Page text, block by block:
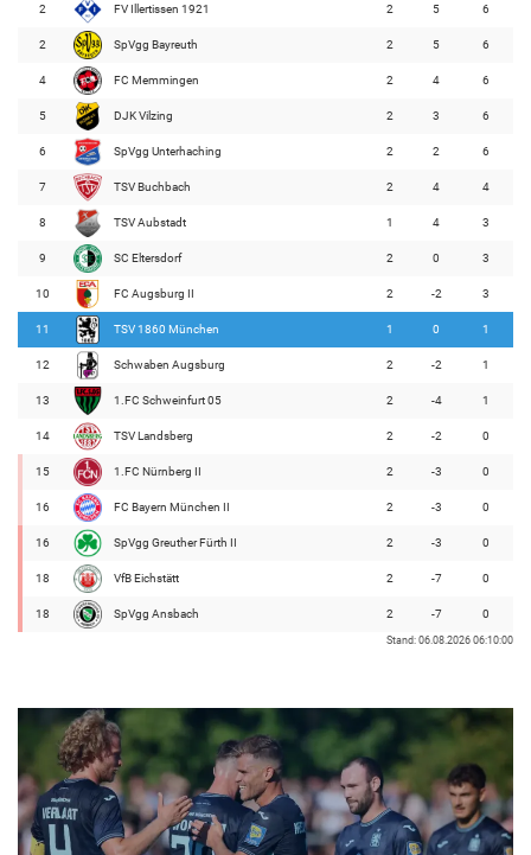
2 FV Illertissen 1921 2 5 6
2 SpVgg Bayreuth 2 5 6
4 FC Memmingen 2 4 6
5 DJK Vilzing 2 3 6
6 SpVgg Unterhaching 2 2 6
7 TSV Buchbach 2 4 4
8 TSV Aubstadt 1 4 3
9 SC Eltersdorf 2 0 3
10 FC Augsburg II 2 -2 3
11 TSV 1860 München 1 0 1
12 Schwaben Augsburg 2 -2 1
13 1.FC Schweinfurt 05 2 -4 1
14 TSV Landsberg 2 -2 0
15 1.FC Nürnberg II 2 -3 0
16 FC Bayern München II 2 -3 0
16 SpVgg Greuther Fürth II 2 -3 0
18 VfB Eichstätt 2 -7 0
18 SpVgg Ansbach 2 -7 0
Stand: 06.08.2026 06:10:00